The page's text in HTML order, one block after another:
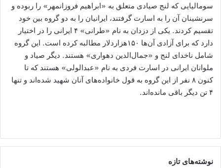
سومالیایی که لنج صیادی متعلق به «ابراهیم فروزانمهر» را ربوده و
سرنشینان آن را به اسارت گرفتند، ایرانیان را به دو گروه بین خود
تقسیم کردند. یکی از دزدان به نام «طرانی» ۴ ایرانی را در اختیار
دارد که برای آزادی آن‌ها ۱۵۰هزاردلار مطالبه کرده است. این گروه
شامل ناخدای لنج و «جمال‌الدین دهواری» هستند. دیگر صیاد و
ملوانان ایرانی در اسارت فردی به نام «عبدالولی» هستند که تا
کنون ۸ نفر از این گروه به قول خانواده‌های آنان شهید شده‌اند و تنها
۴ تن دیگر باقی مانده‌اند.
نوشته‌های تازه